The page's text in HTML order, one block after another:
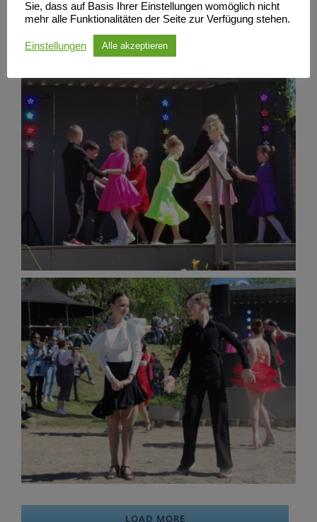
LOAD MORE
Sie, dass auf Basis Ihrer Einstellungen womöglich nicht
mehr alle Funktionalitäten der Seite zur Verfügung stehen.
Einstellungen Alle akzeptieren